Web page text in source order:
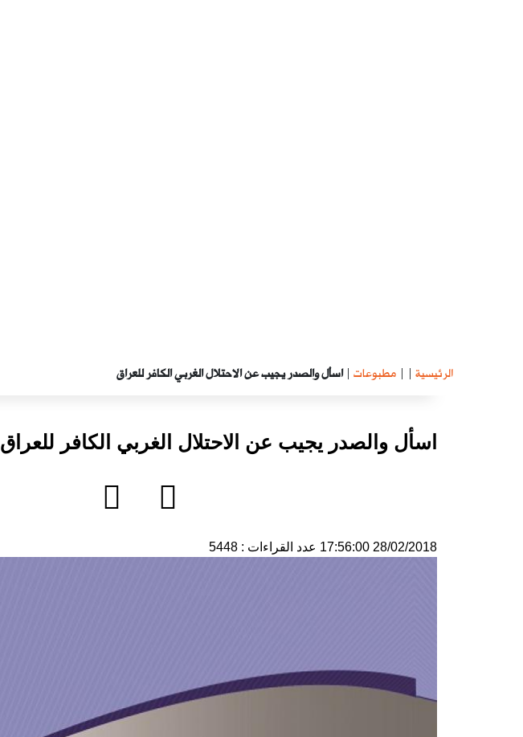
الرئيسية |
| مطبوعات |اسأل والصدر يجيب عن الاحتلال الغربي الكافر للعراق
اسأل والصدر يجيب عن الاحتلال الغربي الكافر للعراق
28/02/2018 17:56:00 عدد القراءات : 5448